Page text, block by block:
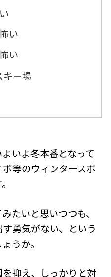
い
い
キー場
いよ冬本番となって
等のウィンタースポ
たいと思いつつも、
勇気がない、という
うか。
抑え、しっかりと対